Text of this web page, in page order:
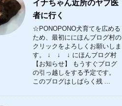
イナちゃん近所のヤブ医
者に行く
☆PONOPONO犬育てを広める
ため、最初ににほんブログ村の
クリックをよろしくお願いしま
す。 ↓ ↓ ↓ にほんブログ村
【お知らせ】 もうすぐブログ
の引っ越しをする予定です。
このブログはしばらく残 ...